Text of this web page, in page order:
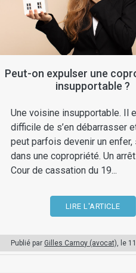
Peut-on expulser une
insupportable ?
Une voisine insupportable. Il
difficile de s’en débarrasser
peut parfois devenir un enfer,
dans une copropriété. Un
Cour de cassation du 19...
LIRE L'ARTICLE
Publié par Gilles Carnoy (avocat), le